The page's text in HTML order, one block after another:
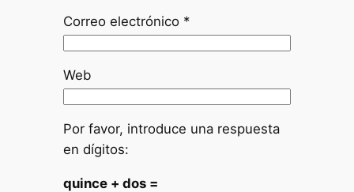
Correo electrónico *
Web
Por favor, introduce una respuesta
en dígitos:
quince + dos =